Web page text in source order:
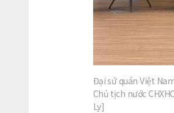
Đại sứ quán Việt
Chủ tịch nước
Ly]